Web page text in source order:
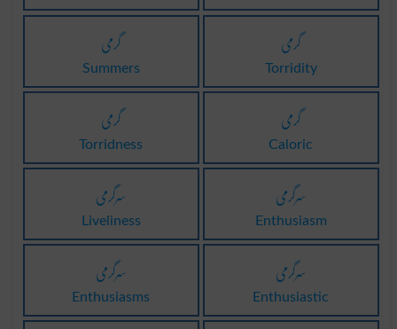
گرمی
Summers
گرمی
Torridity
گرمی
Torridness
گرمی
Caloric
سرگرمی
Liveliness
سرگرمی
Enthusiasm
سرگرمی
Enthusiasms
سرگرمی
Enthusiastic